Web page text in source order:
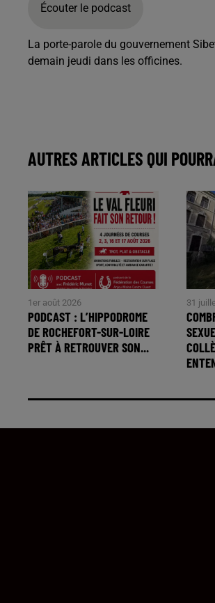
Écouter le podcast
La porte-parole du gouvernement
demain jeudi dans les officines.
AUTRES ARTICLES QUI
1er août 2026
PODCAST : L’HIPPODROME
DE ROCHEFORT-SUR-LOIRE
PRÊT À RETROUVER SON...
31